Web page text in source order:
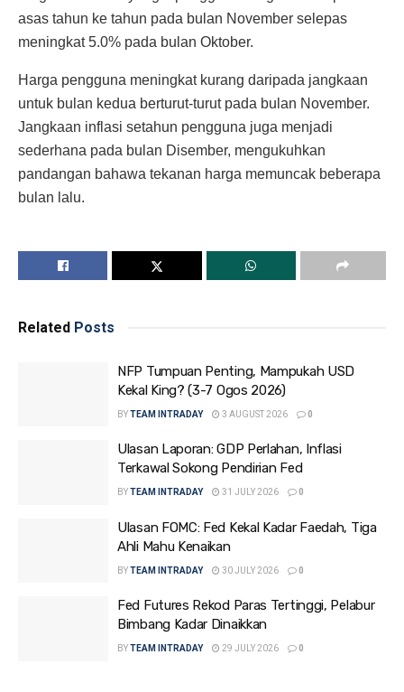
asas tahun ke tahun pada bulan November selepas
meningkat 5.0% pada bulan Oktober.
Harga pengguna meningkat kurang daripada jangkaan
untuk bulan kedua berturut-turut pada bulan November.
Jangkaan inflasi setahun pengguna juga menjadi
sederhana pada bulan Disember, mengukuhkan
pandangan bahawa tekanan harga memuncak beberapa
bulan lalu.
Related Posts
NFP Tumpuan Penting, Mampukah USD
Kekal King? (3-7 Ogos 2026)
BYTEAM INTRADAY 3 AUGUST 2026 0
Ulasan Laporan: GDP Perlahan, Inflasi
Terkawal Sokong Pendirian Fed
BYTEAM INTRADAY 31 JULY 2026 0
Ulasan FOMC: Fed Kekal Kadar Faedah, Tiga
Ahli Mahu Kenaikan
BYTEAM INTRADAY 30 JULY 2026 0
Fed Futures Rekod Paras Tertinggi, Pelabur
Bimbang Kadar Dinaikkan
BYTEAM INTRADAY 29 JULY 2026 0